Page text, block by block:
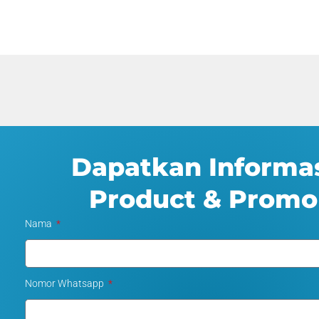
Dapatkan
Product & Promo
Nama
Nomor Whatsapp